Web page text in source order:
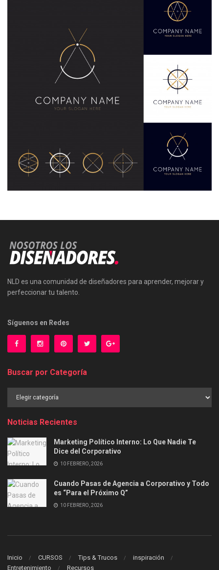
NLD es una comunidad de diseñadores para aprender, mejorar y
perfeccionar tu talento.
Síguenos en Redes
Buscar por Categoría
Noticias Recientes
Marketing Político Interno: Lo Que Nadie Te
Dice del Corporativo
10 FEBRERO, 2026
Cuando Pasas de Agencia a Corporativo y Todo
es “Para el Próximo Q”
10 FEBRERO, 2026
Inicio CURSOS Tips & Trucos
inspiración
Entretenimiento
Recursos